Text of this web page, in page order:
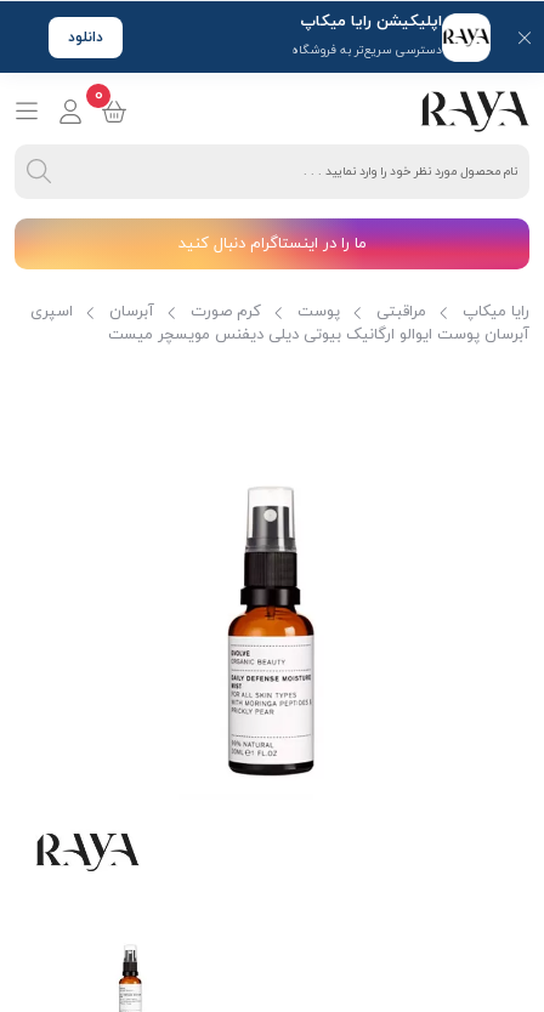
اپلیکیشن رایا میکاپ
دسترسی سریع‌تر به فروشگاه
دانلود
0
ما را در اینستاگرام دنبال کنید
رایا میکاپ مراقبتی پوست کرم صورت آبرسان
اسپری
آبرسان پوست ایوالو ارگانیک بیوتی دیلی دیفنس مویسچر میست